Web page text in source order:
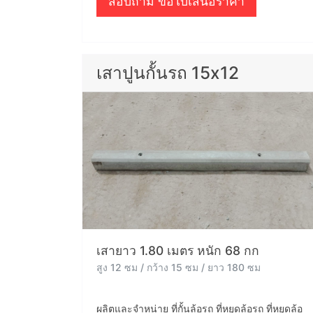
เสาปูนกั้นรถ 15x12
เสายาว 1.80 เมตร หนัก 68 กก
สูง 12 ซม / กว้าง 15 ซม / ยาว 180 ซม
ผลิตและจำหน่าย ที่กั้นล้อรถ ที่หยุดล้อรถ ที่หยุดล้อ